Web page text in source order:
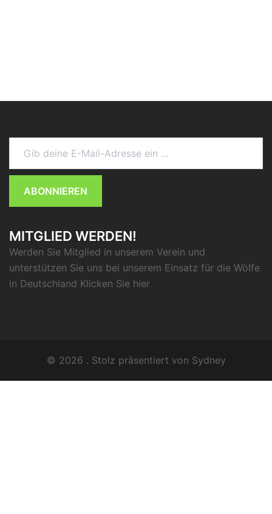
Gib deine E-Mail-Adresse ein ...
ABONNIEREN
MITGLIED WERDEN!
Werden Sie Mitglied in unserem Verein und
unterstützen Sie uns bei unserem Einsatz für die Wölfe
in Deutschland Klicken Sie hier
© 2026 . Stolz präsentiert von Sydney